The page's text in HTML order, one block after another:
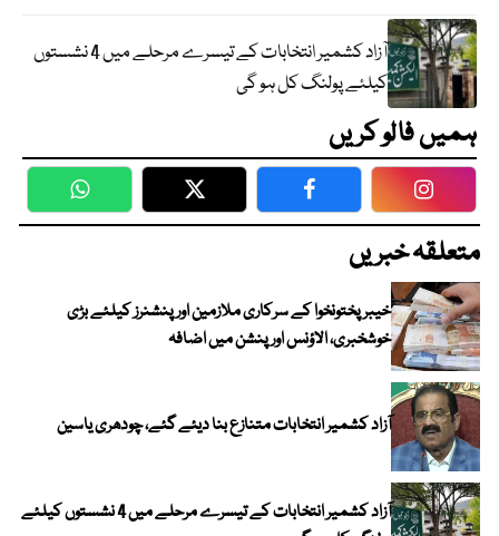
آزاد کشمیر انتخابات کے تیسرے مرحلے میں 4 نشستوں
کیلئے پولنگ کل ہو گی
ہمیں فالو کریں
WhatsApp Twitter Facebook
متعلقہ خبریں
خیبرپختونخوا کے سرکاری ملازمین اور پنشنرز کیلئے بڑی
خوشخبری، الاؤنس اور پنشن میں اضافہ
آزاد کشمیر انتخابات متنازع بنا دیئے گئے، چودھری یاسین
آزاد کشمیر انتخابات کے تیسرے مرحلے میں 4 نشستوں کیلئے